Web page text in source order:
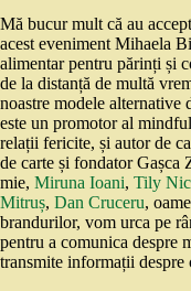
Mă bucur mult că au
acest eveniment Mihaela
alimentar pentru părinți și
de la distanță de multă
noastre modele alternative
este un promotor al
relații fericite, și autor de
de carte și fondator
mie, Miruna Ioani, Tily
Mitruș, Dan Cruceru,
brandurilor, vom urca pe
pentru a comunica despre
transmite informații despre